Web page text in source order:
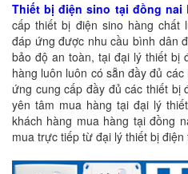
Thiết bị điện sino tại đồng nai
cấp thiết bị điện sino hàng chất
đáp ứng được nhu cầu bình dân
bảo độ an toàn, tại đại lý thiết bị
hàng luôn luôn có sẵn đầy đủ
ứng cung cấp đầy đủ các thiết bị
yên tâm mua hàng tại đại lý
khách hàng mua hàng tại đồng
mua trực tiếp từ đại lý thiết bị